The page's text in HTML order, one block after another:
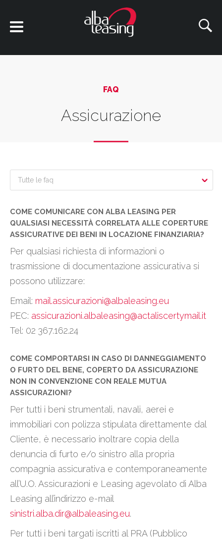
FAQ
Assicurazione
Tutte le faq
COME COMUNICARE CON ALBA LEASING PER
QUALSIASI NECESSITÀ CORRELATA ALLE COPERTURE
ASSICURATIVE DEI BENI IN LOCAZIONE FINANZIARIA?
Per qualsiasi richiesta di informazioni o
trasmissione di documentazione assicurativa si
possono utilizzare:
Email: mail.assicurazioni@albaleasing.eu
PEC: assicurazioni.albaleasing@actaliscertymail.it
Tel: 02 367.162.24
COME COMPORTARSI IN CASO DI DANNEGGIAMENTO
O FURTO DEL BENE, COPERTO DA ASSICURAZIONE
NON IN CONVENZIONE CON REALE MUTUA
ASSICURAZIONI?
Per tutti i beni strumentali, navali, aerei e
immobiliari con polizza stipulata direttamente dal
Cliente, è necessario inoltrare copia della
denuncia di furto e/o sinistro alla propria
compagnia assicurativa e contemporaneamente
all’U.O. Assicurazioni e Leasing agevolato di Alba
Leasing all’indirizzo e-mail
sinistri.alba.dir@albaleasing.eu.
Per tutti i beni targati iscritti al PRA (Pubblico